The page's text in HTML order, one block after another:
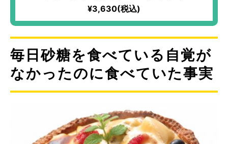
¥3,630(税込)
毎日砂糖を食べている自覚が
なかったのに食べていた事実